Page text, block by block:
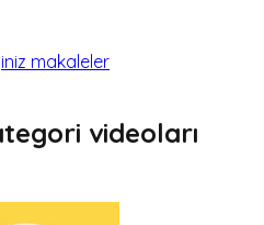
makaleler
videoları